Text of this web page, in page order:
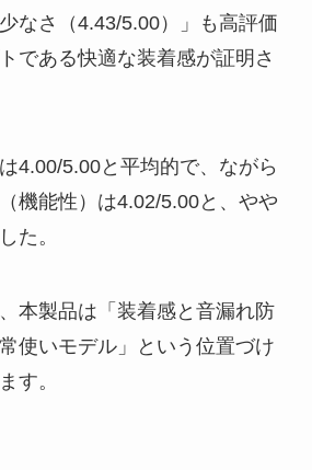
なさ（4.43/5.00）」も高評価
である快適な装着感が証明さ
4.00/5.00と平均的で、ながら
機能性）は4.02/5.00と、やや
た。
本製品は「装着感と音漏れ防
使いモデル」という位置づけ
す。